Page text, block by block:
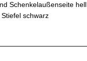
Schenkelaußenseite hell
schwarz